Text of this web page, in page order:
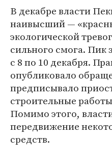
В декабре власти
наивысший —
экологической
сильного смога. Пик
с 8 по 10 декабря.
опубликовало
предписывало
строительные
Помимо этого,
передвижение
средств.